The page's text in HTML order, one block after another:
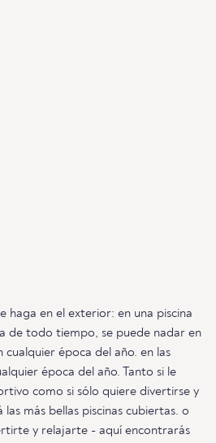
haga en el exterior: en una piscina
de todo tiempo, se puede nadar en
cualquier época del año. en las
época del año. Tanto si le
como si sólo quiere divertirse y
más bellas piscinas cubiertas. o
y relajarte - aquí encontrarás